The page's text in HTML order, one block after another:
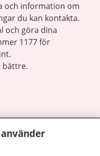
och information om
du kan kontakta.
och göra dina
1177 för
bättre.